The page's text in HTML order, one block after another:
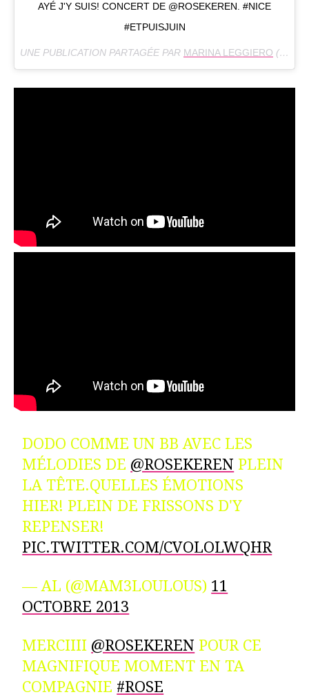
AYÉ J'Y SUIS! CONCERT DE @ROSEKEREN. #NICE
#ETPUISJUIN
UNE PUBLICATION PARTAGÉE PAR MARINA LEGGIERO (@MARINALEGGIERO) LE
DODO COMME UN BB AVEC LES
MÉLODIES DE @ROSEKEREN PLEIN
LA TÊTE.QUELLES ÉMOTIONS
HIER! PLEIN DE FRISSONS D'Y
REPENSER!
PIC.TWITTER.COM/CVOLOLWQHR
— AL (@MAM3LOULOUS) 11
OCTOBRE 2013
MERCIIII @ROSEKEREN POUR CE
MAGNIFIQUE MOMENT EN TA
COMPAGNIE #ROSE